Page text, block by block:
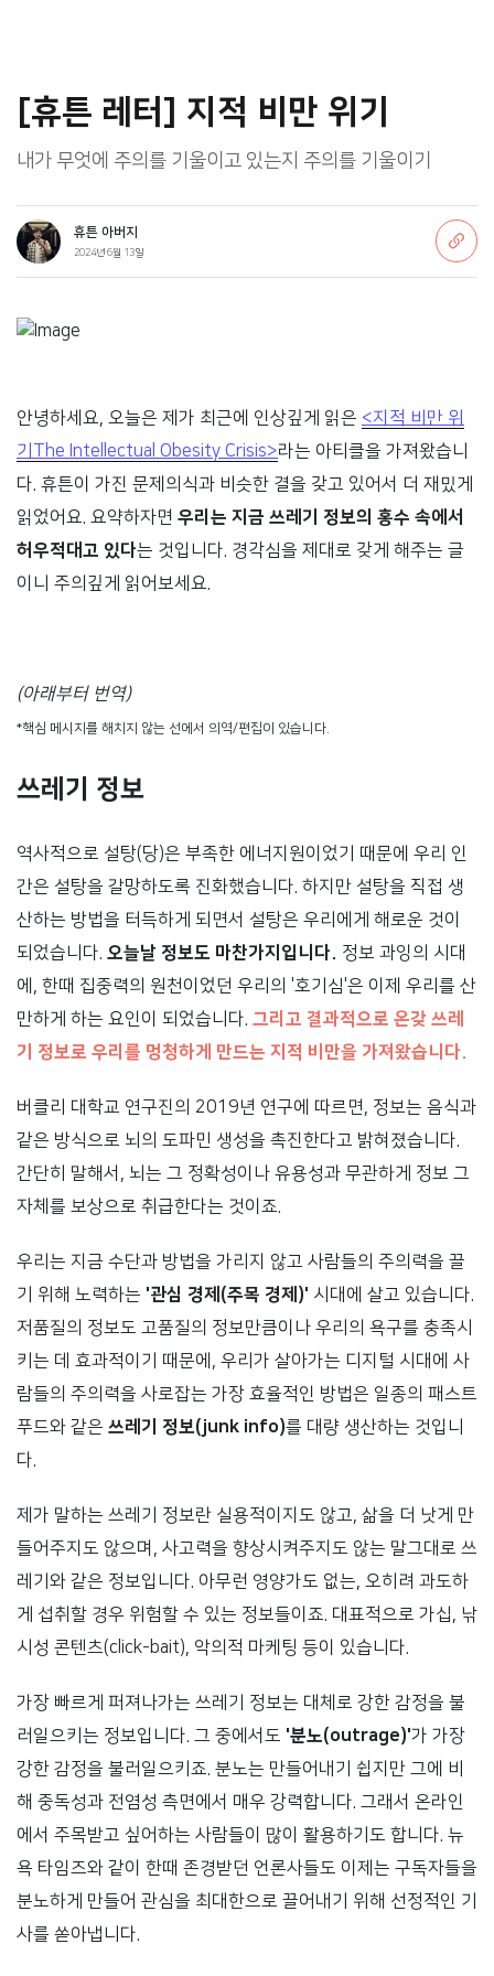
[휴튼 레터] 지적 비만 위기
내가 무엇에 주의를 기울이고 있는지 주의를 기울이기
휴튼 아버지
2024년 6월 13일
안녕하세요, 오늘은 제가 최근에 인상깊게 읽은 <지적 비만 위
기The Intellectual Obesity Crisis>라는 아티클을 가져왔습니
다. 휴튼이 가진 문제의식과 비슷한 결을 갖고 있어서 더 재밌게
읽었어요. 요약하자면 우리는 지금 쓰레기 정보의 홍수 속에서
허우적대고 있다는 것입니다. 경각심을 제대로 갖게 해주는 글
이니 주의깊게 읽어보세요.
(아래부터 번역)
*핵심 메시지를 해치지 않는 선에서 의역/편집이 있습니다.
쓰레기 정보
역사적으로 설탕(당)은 부족한 에너지원이었기 때문에 우리 인
간은 설탕을 갈망하도록 진화했습니다. 하지만 설탕을 직접 생
산하는 방법을 터득하게 되면서 설탕은 우리에게 해로운 것이
되었습니다. 오늘날 정보도 마찬가지입니다. 정보 과잉의 시대
에, 한때 집중력의 원천이었던 우리의 '호기심'은 이제 우리를 산
만하게 하는 요인이 되었습니다. 그리고 결과적으로 온갖 쓰레
기 정보로 우리를 멍청하게 만드는 지적 비만을 가져왔습니다.
버클리 대학교 연구진의 2019년 연구에 따르면, 정보는 음식과
같은 방식으로 뇌의 도파민 생성을 촉진한다고 밝혀졌습니다.
간단히 말해서, 뇌는 그 정확성이나 유용성과 무관하게 정보 그
자체를 보상으로 취급한다는 것이죠.
우리는 지금 수단과 방법을 가리지 않고 사람들의 주의력을 끌
기 위해 노력하는 '관심 경제(주목 경제)' 시대에 살고 있습니다.
저품질의 정보도 고품질의 정보만큼이나 우리의 욕구를 충족시
키는 데 효과적이기 때문에, 우리가 살아가는 디지털 시대에 사
람들의 주의력을 사로잡는 가장 효율적인 방법은 일종의 패스트
푸드와 같은 쓰레기 정보(junk info)를 대량 생산하는 것입니
다.
제가 말하는 쓰레기 정보란 실용적이지도 않고, 삶을 더 낫게 만
들어주지도 않으며, 사고력을 향상시켜주지도 않는 말그대로 쓰
레기와 같은 정보입니다. 아무런 영양가도 없는, 오히려 과도하
게 섭취할 경우 위험할 수 있는 정보들이죠. 대표적으로 가십, 낚
시성 콘텐츠(click-bait), 악의적 마케팅 등이 있습니다.
가장 빠르게 퍼져나가는 쓰레기 정보는 대체로 강한 감정을 불
러일으키는 정보입니다. 그 중에서도 '분노(outrage)'가 가장
강한 감정을 불러일으키죠. 분노는 만들어내기 쉽지만 그에 비
해 중독성과 전염성 측면에서 매우 강력합니다. 그래서 온라인
에서 주목받고 싶어하는 사람들이 많이 활용하기도 합니다. 뉴
욕 타임즈와 같이 한때 존경받던 언론사들도 이제는 구독자들을
분노하게 만들어 관심을 최대한으로 끌어내기 위해 선정적인 기
사를 쏟아냅니다.